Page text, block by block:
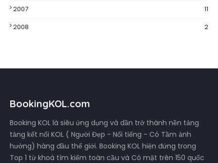
2007
11
2008
2
BookingKOL.com
Booking KOL là siêu ứng dụng và dần trở thành nền tảng
tảng kết nối KOL ( Người Đẹp - Nổi tiếng - Có Tầm ảnh
hưởng) hàng đầu thế giới. Booking KOL hiện đứng trong
Top 1 từ khoá tìm kiếm toàn cầu và Có mặt trên 150 quốc